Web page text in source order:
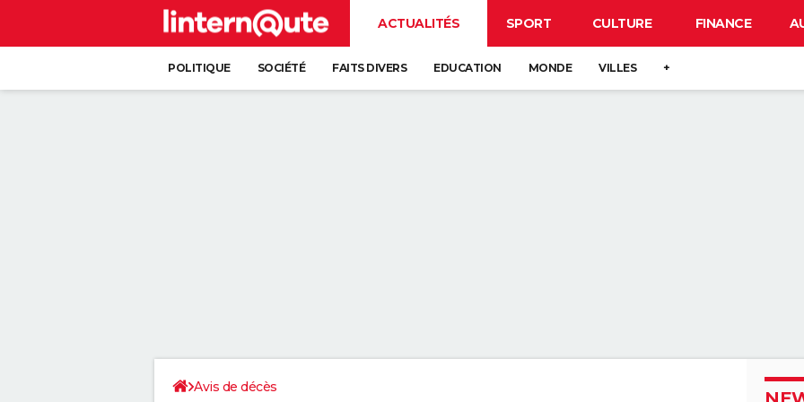
ACTUALITÉS SPORT CULTURE FINANCE
POLITIQUE SOCIÉTÉ FAITS DIVERS EDUCATION MONDE VILLES +
Avis de décès